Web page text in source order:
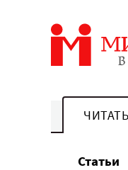
ЧИТАТЬ
Статьи